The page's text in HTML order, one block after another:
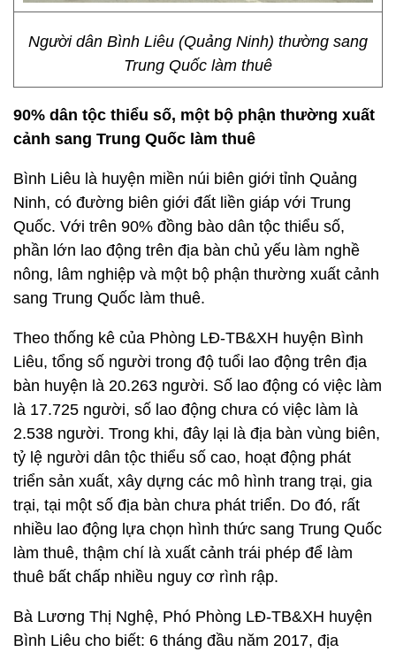
Người dân Bình Liêu (Quảng Ninh) thường sang
Trung Quốc làm thuê
90% dân tộc thiểu số, một bộ phận thường xuất
cảnh sang Trung Quốc làm thuê
Bình Liêu là huyện miền núi biên giới tỉnh Quảng
Ninh, có đường biên giới đất liền giáp với Trung
Quốc. Với trên 90% đồng bào dân tộc thiểu số,
phần lớn lao động trên địa bàn chủ yếu làm nghề
nông, lâm nghiệp và một bộ phận thường xuất cảnh
sang Trung Quốc làm thuê.
Theo thống kê của Phòng LĐ-TB&XH huyện Bình
Liêu, tổng số người trong độ tuổi lao động trên địa
bàn huyện là 20.263 người. Số lao động có việc làm
là 17.725 người, số lao động chưa có việc làm là
2.538 người. Trong khi, đây lại là địa bàn vùng biên,
tỷ lệ người dân tộc thiểu số cao, hoạt động phát
triển sản xuất, xây dựng các mô hình trang trại, gia
trại, tại một số địa bàn chưa phát triển. Do đó, rất
nhiều lao động lựa chọn hình thức sang Trung Quốc
làm thuê, thậm chí là xuất cảnh trái phép để làm
thuê bất chấp nhiều nguy cơ rình rập.
Bà Lương Thị Nghệ, Phó Phòng LĐ-TB&XH huyện
Bình Liêu cho biết: 6 tháng đầu năm 2017, địa